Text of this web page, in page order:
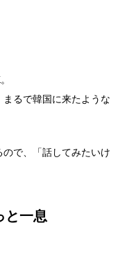
るで韓国に来たような
で、「話してみたいけ
と一息